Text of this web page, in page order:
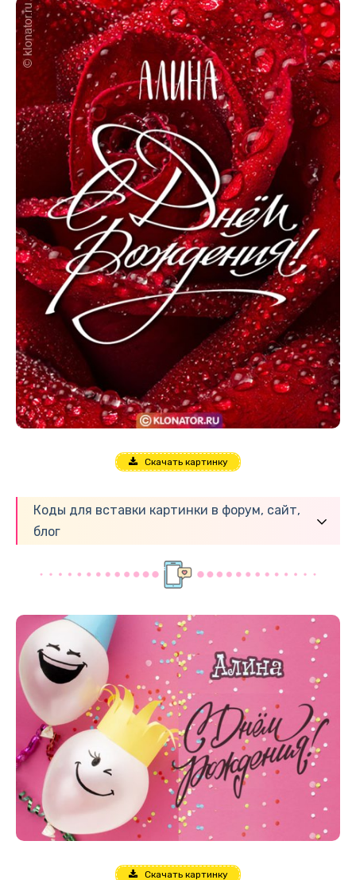
Скачать картинку
Коды для вставки картинки в форум, сайт,
блог
Скачать картинку